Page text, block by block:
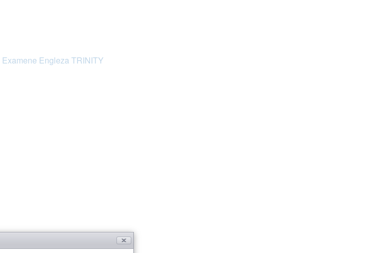
Examene Engleza TRINITY